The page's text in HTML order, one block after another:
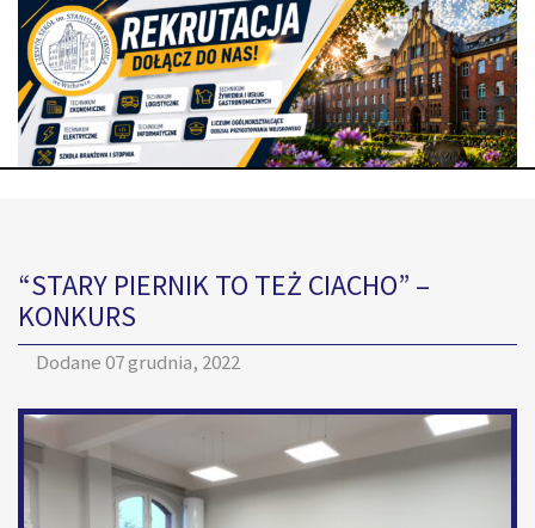
“STARY PIERNIK TO TEŻ CIACHO” –
KONKURS
Dodane07 grudnia, 2022